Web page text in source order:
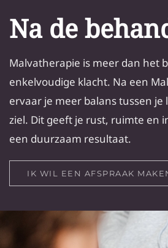
Na de
Malvatherapie is meer dan het
enkelvoudige klacht. Na een
ervaar je meer balans tussen je
ziel. Dit geeft je rust, ruimte en
een duurzaam resultaat.
IK WIL EEN AFSPRAAK